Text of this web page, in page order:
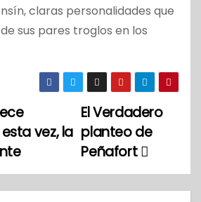
claras personalidades que
sus pares troglos en los
El Verdadero
planteo de
Peñafort
vez, la